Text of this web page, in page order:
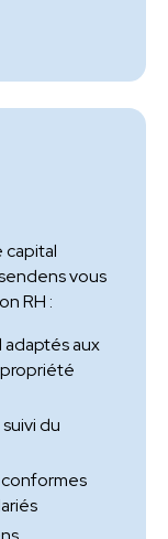
capital
vous
RH :
aux
du